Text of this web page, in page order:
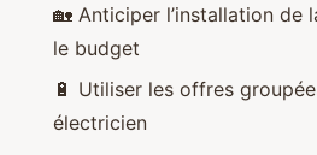
🏡 Anticiper l’installation de
le budget
🔋 Utiliser les offres
électricien